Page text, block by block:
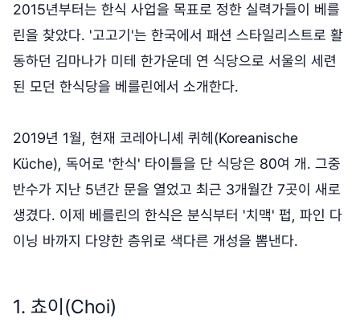
2015년부터는 한식 사업을 목표로 정한 실력가들이 베를
린을 찾았다. '고고기'는 한국에서 패션 스타일리스트로 활
동하던 김마나가 미테 한가운데 연 식당으로 서울의 세련
된 모던 한식당을 베를린에서 소개한다.
2019년 1월, 현재 코레아니셰 퀴헤(Koreanische
Küche), 독어로 '한식' 타이틀을 단 식당은 80여 개. 그중
반수가 지난 5년간 문을 열었고 최근 3개월간 7곳이 새로
생겼다. 이제 베를린의 한식은 분식부터 '치맥' 펍, 파인 다
이닝 바까지 다양한 층위로 색다른 개성을 뽐낸다.
1. 쵸이(Choi)